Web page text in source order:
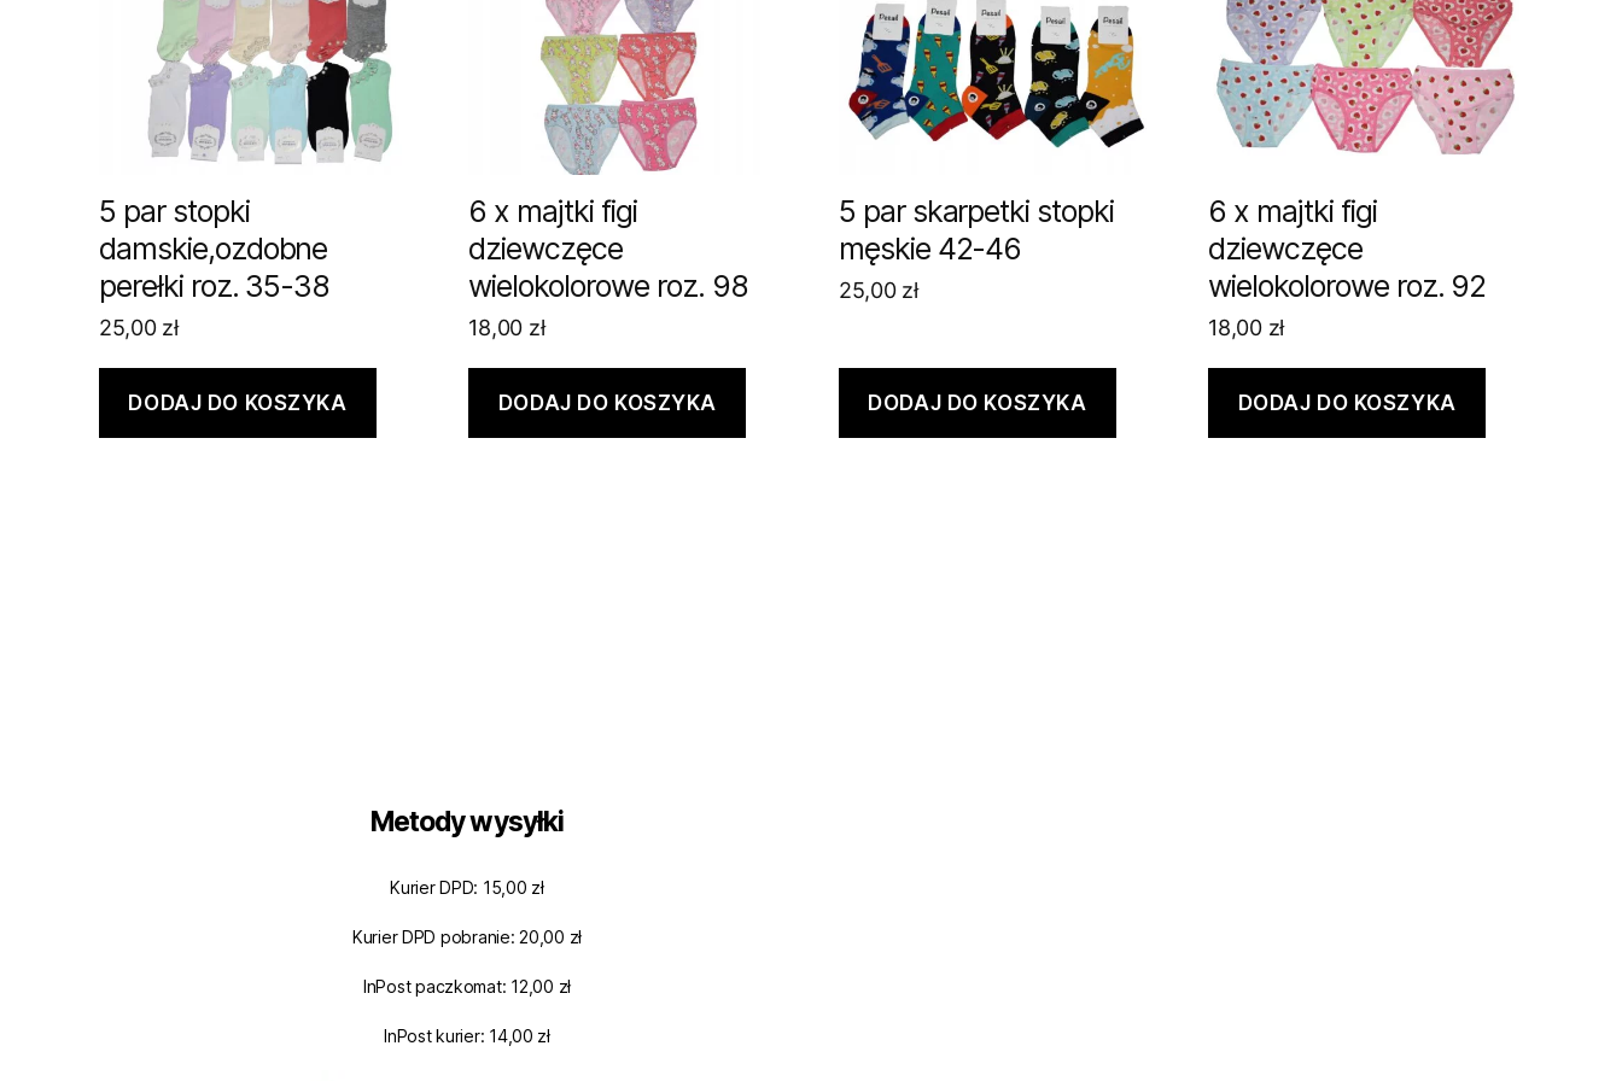
5 par stopki
damskie,ozdobne
perełki roz. 35-38
25,00 zł
DODAJ DO KOSZYKA
6 x majtki figi
dziewczęce
wielokolorowe roz. 98
18,00 zł
DODAJ DO KOSZYKA
5 par skarpetki stopki
męskie 42-46
25,00 zł
DODAJ DO KOSZYKA
6 x majtki figi
dziewczęce
wielokolorowe roz. 92
18,00 zł
DODAJ DO KOSZYKA
Metody wysyłki
Kurier DPD: 15,00 zł
Kurier DPD pobranie: 20,00 zł
InPost paczkomat: 12,00 zł
InPost kurier: 14,00 zł